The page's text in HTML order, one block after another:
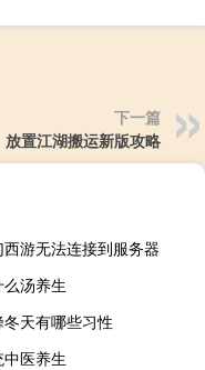
下一篇
放置江湖搬运新版攻略
西游无法连接到服务器
么汤养生
冬天有哪些习性
中医养生